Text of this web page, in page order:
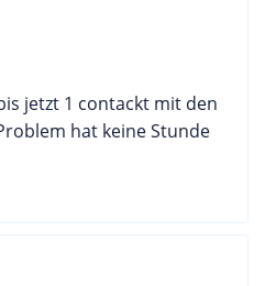
jetzt 1 contackt mit den
hat keine Stunde